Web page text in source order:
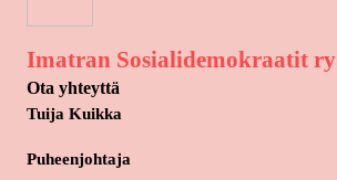
Imatran Sosialidemokraatit ry
Ota yhteyttä
Tuija Kuikka
Puheenjohtaja